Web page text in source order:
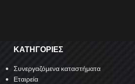
ΚΑΤΗΓΟΡΙΕΣ
Συνεργαζόμενα καταστήματα
Εταιρεία